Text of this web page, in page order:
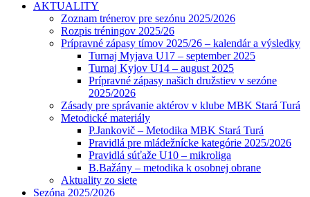
AKTUALITY
Zoznam trénerov pre sezónu 2025/2026
Rozpis tréningov 2025/26
Prípravné zápasy tímov 2025/26 – kalendár a výsledky
Turnaj Myjava U17 – september 2025
Turnaj Kyjov U14 – august 2025
Prípravné zápasy našich družstiev v sezóne
2025/2026
Zásady pre správanie aktérov v klube MBK Stará Turá
Metodické materiály
P.Jankovič – Metodika MBK Stará Turá
Pravidlá pre mládežnícke kategórie 2025/2026
Pravidlá súťaže U10 – mikroliga
B.Bažány – metodika k osobnej obrane
Aktuality zo siete
Sezóna 2025/2026